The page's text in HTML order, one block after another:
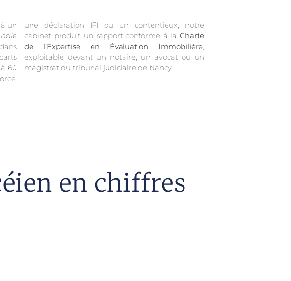
un
60
une déclaration IFI ou un contentieux, notre
cabinet produit un rapport conforme à la Charte
de l’Expertise en Évaluation Immobilière,
exploitable devant un notaire, un avocat ou un
magistrat du tribunal judiciaire de Nancy.
en chiffres